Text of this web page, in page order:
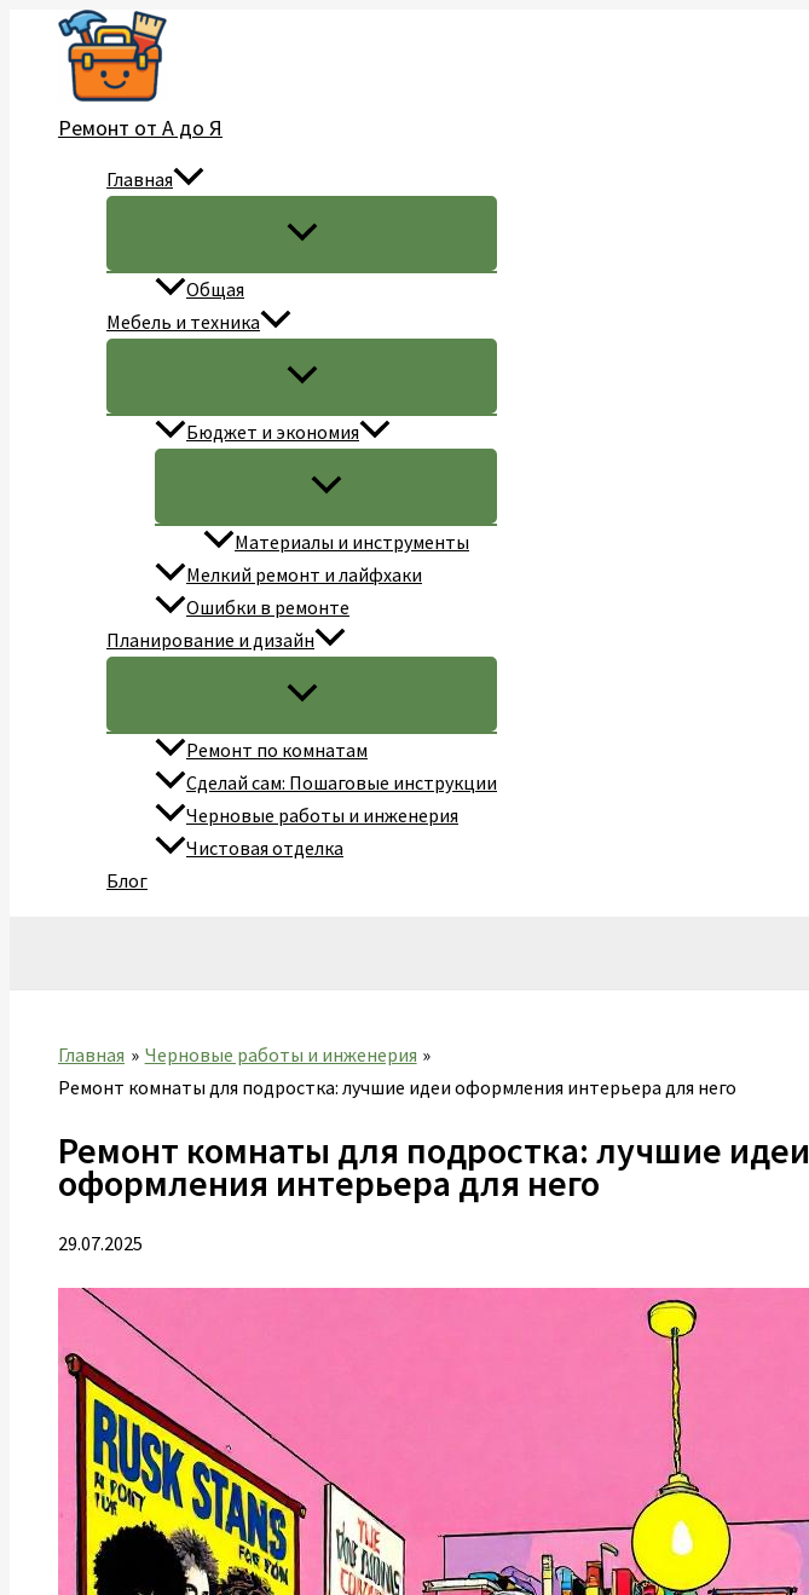
Перейти
содержимому
Ремонт от А до Я
Главная
Общая
Мебель и техника
Бюджет и экономия
Материалы и инструменты
Мелкий ремонт и лайфхаки
Ошибки в ремонте
Планирование и дизайн
Ремонт по комнатам
Сделай сам: Пошаговые инструкции
Черновые работы и инженерия
Чистовая отделка
Блог
Главная
Черновые работы и инженерия
Ремонт комнаты для подростка: лучшие идеи оформления интерьера для него
Ремонт комнаты для подростка: лучшие идеи
оформления интерьера для него
29.07.2025